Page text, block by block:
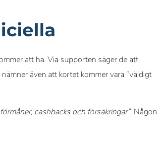
att ha. Via supporten säger de att
även att kortet kommer vara ”väldigt
cashbacks och försäkringar”. Någon